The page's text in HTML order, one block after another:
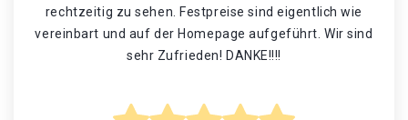
rechtzeitig zu sehen. Festpreise sind eigentlich wie
vereinbart und auf der Homepage aufgeführt. Wir sind
sehr Zufrieden! DANKE!!!!